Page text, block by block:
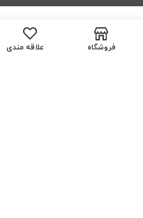
فروشگاه علاقه مندی